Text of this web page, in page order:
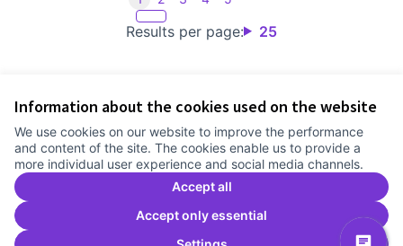
Information about the cookies used on the website
We use cookies on our website to improve the performance
and content of the site. The cookies enable us to provide a
more individual user experience and social media channels.
Accept all
Accept only essential
Results per page: 25
Cookie settings
Comunitat Canòdrom at Facebook
(External link)
Comunitat Canòdrom at Instagram
(External link)
Comunitat Canòdrom at YouTube
(External link)
English
Triar la llenguaElegir el idiomaChoose language